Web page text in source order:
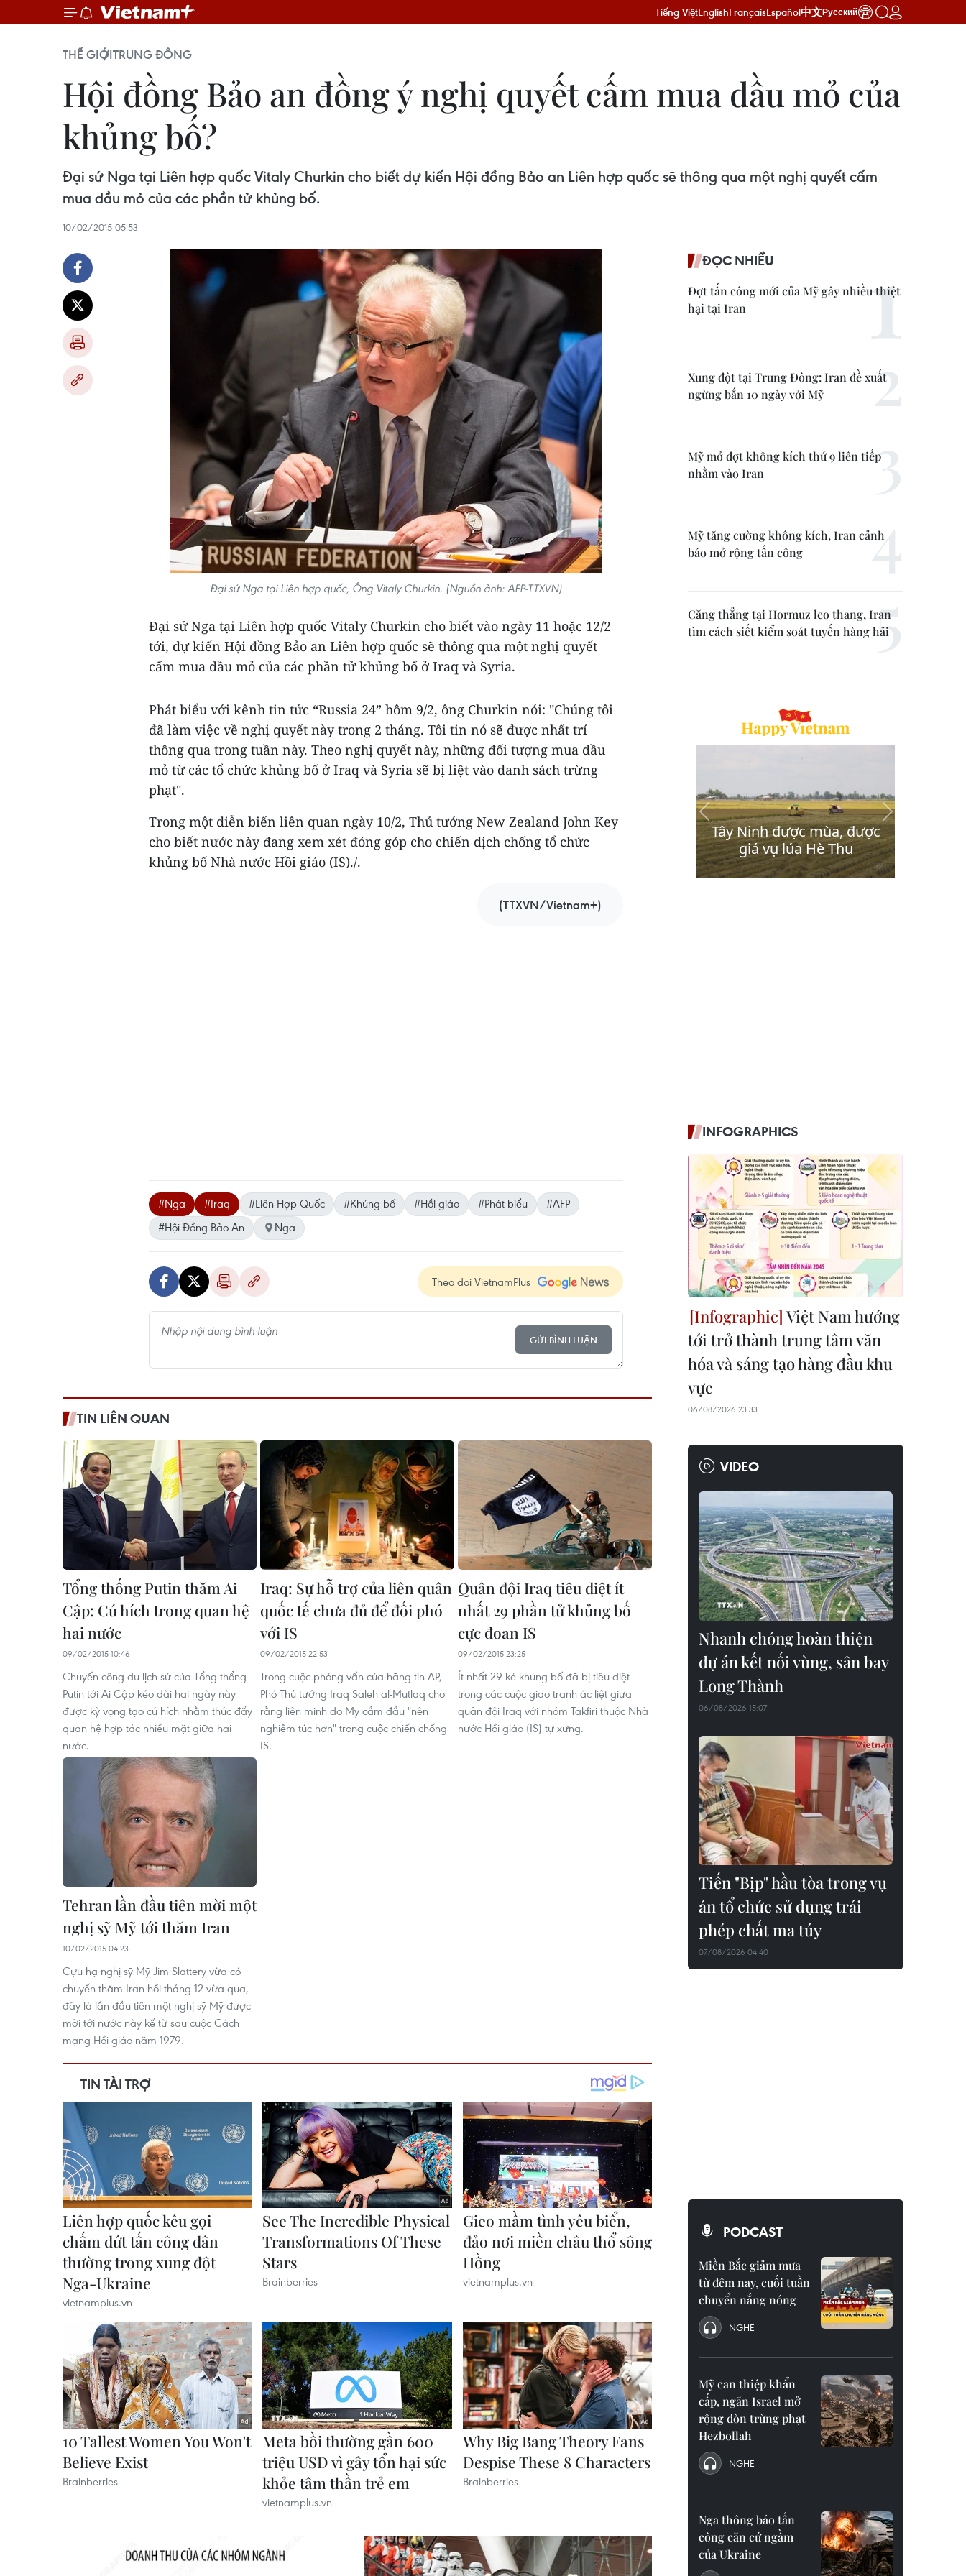
Tiếng ViệtEnglishFrançaisEspañol中文Русский
THẾ GIỚITRUNG ĐÔNG
Hội đồng Bảo an đồng ý nghị quyết cấm mua dầu mỏ của
khủng bố?
Đại sứ Nga tại Liên hợp quốc Vitaly Churkin cho biết dự kiến Hội đồng Bảo an Liên hợp quốc sẽ thông qua một nghị quyết cấm
mua dầu mỏ của các phần tử khủng bố.
10/02/2015 05:53
Đại sứ Nga tại Liên hợp quốc, Ông Vitaly Churkin. (Nguồn ảnh: AFP-TTXVN)
Đại sứ Nga tại Liên hợp quốc Vitaly Churkin cho biết vào ngày 11 hoặc 12/2
tới, dự kiến Hội đồng Bảo an Liên hợp quốc sẽ thông qua một nghị quyết
cấm mua dầu mỏ của các phần tử khủng bố ở Iraq và Syria.
Phát biểu với kênh tin tức “Russia 24” hôm 9/2, ông Churkin nói: "Chúng tôi
đã làm việc về nghị quyết này trong 2 tháng. Tôi tin nó sẽ được nhất trí
thông qua trong tuần này. Theo nghị quyết này, những đối tượng mua dầu
mỏ từ các tổ chức khủng bố ở Iraq và Syria sẽ bị liệt vào danh sách trừng
phạt".
Trong một diễn biến liên quan ngày 10/2, Thủ tướng New Zealand John Key
cho biết nước này đang xem xét đóng góp cho chiến dịch chống tổ chức
khủng bố Nhà nước Hồi giáo (IS)./.
(TTXVN/Vietnam+)
#Nga #Iraq #Liên Hợp Quốc #Khủng bố #Hồi giáo #Phát biểu
#AFP
#Hội Đồng Bảo An
Nga
Theo dõi VietnamPlus
GỬI BÌNH LUẬN
TIN LIÊN QUAN
Tổng thống Putin thăm Ai
Cập: Cú hích trong quan hệ
hai nước
09/02/2015 10:46
Chuyến công du lịch sử của Tổng thổng
Putin tới Ai Cập kéo dài hai ngày này
được kỳ vọng tạo cú hích nhằm thúc đẩy
quan hệ hợp tác nhiều mặt giữa hai
nước.
Iraq: Sự hỗ trợ của liên quân
quốc tế chưa đủ để đối phó
với IS
09/02/2015 22:53
Trong cuộc phỏng vấn của hãng tin AP,
Phó Thủ tướng Iraq Saleh al-Mutlaq cho
rằng liên minh do Mỹ cầm đầu "nên
nghiêm túc hơn" trong cuộc chiến chống
IS.
Quân đội Iraq tiêu diệt ít
nhất 29 phần tử khủng bố
cực đoan IS
09/02/2015 23:25
Ít nhất 29 kẻ khủng bố đã bị tiêu diệt
trong các cuộc giao tranh ác liệt giữa
quân đội Iraq với nhóm Takfiri thuộc Nhà
nước Hồi giáo (IS) tự xưng.
Tehran lần đầu tiên mời một
nghị sỹ Mỹ tới thăm Iran
10/02/2015 04:23
Cựu hạ nghị sỹ Mỹ Jim Slattery vừa có
chuyến thăm Iran hồi tháng 12 vừa qua,
đây là lần đầu tiên một nghị sỹ Mỹ được
mời tới nước này kể từ sau cuộc Cách
mạng Hồi giáo năm 1979.
ĐỌC NHIỀU
Đợt tấn công mới của Mỹ gây nhiều thiệt
hại tại Iran
Xung đột tại Trung Đông: Iran đề xuất
ngừng bắn 10 ngày với Mỹ
Mỹ mở đợt không kích thứ 9 liên tiếp
nhằm vào Iran
Mỹ tăng cường không kích, Iran cảnh
báo mở rộng tấn công
Căng thẳng tại Hormuz leo thang, Iran
tìm cách siết kiểm soát tuyến hàng hải
INFOGRAPHICS
Việt Nam hướng
tới trở thành trung tâm văn
hóa và sáng tạo hàng đầu khu
vực
06/08/2026 23:33
VIDEO
Nhanh chóng hoàn thiện
dự án kết nối vùng, sân bay
Long Thành
06/08/2026 15:07
Tiến "Bịp" hầu tòa trong vụ
án tổ chức sử dụng trái
phép chất ma túy
07/08/2026 04:40
PODCAST
Miền Bắc giảm mưa
từ đêm nay, cuối tuần
chuyển nắng nóng
NGHE
Mỹ can thiệp khẩn
cấp, ngăn Israel mở
rộng đòn trừng phạt
Hezbollah
NGHE
Nga thông báo tấn
công căn cứ ngầm
của Ukraine